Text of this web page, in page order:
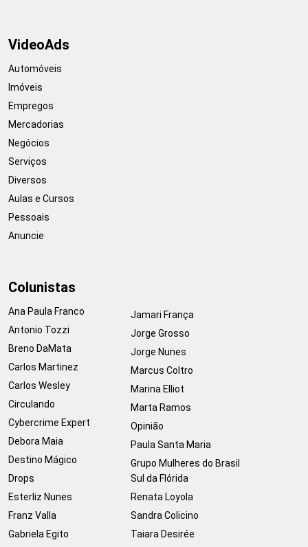
VideoAds
Automóveis
Imóveis
Empregos
Mercadorias
Negócios
Serviços
Diversos
Aulas e Cursos
Pessoais
Anuncie
Colunistas
Ana Paula Franco
Antonio Tozzi
Breno DaMata
Carlos Martinez
Carlos Wesley
Circulando
Cybercrime Expert
Debora Maia
Destino Mágico
Drops
Esterliz Nunes
Franz Valla
Gabriela Egito
Jamari França
Jorge Grosso
Jorge Nunes
Marcus Coltro
Marina Elliot
Marta Ramos
Opinião
Paula Santa Maria
Grupo Mulheres do Brasil
Sul da Flórida
Renata Loyola
Sandra Colicino
Taiara Desirée